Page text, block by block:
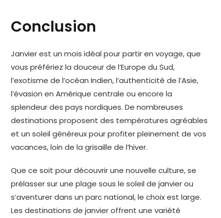
Conclusion
Janvier est un mois idéal pour partir en voyage, que
vous préfériez la douceur de l’Europe du Sud,
l’exotisme de l’océan Indien, l’authenticité de l’Asie,
l’évasion en Amérique centrale ou encore la
splendeur des pays nordiques. De nombreuses
destinations proposent des températures agréables
et un soleil généreux pour profiter pleinement de vos
vacances, loin de la grisaille de l’hiver.
Que ce soit pour découvrir une nouvelle culture, se
prélasser sur une plage sous le soleil de janvier ou
s’aventurer dans un parc national, le choix est large.
Les destinations de janvier offrent une variété